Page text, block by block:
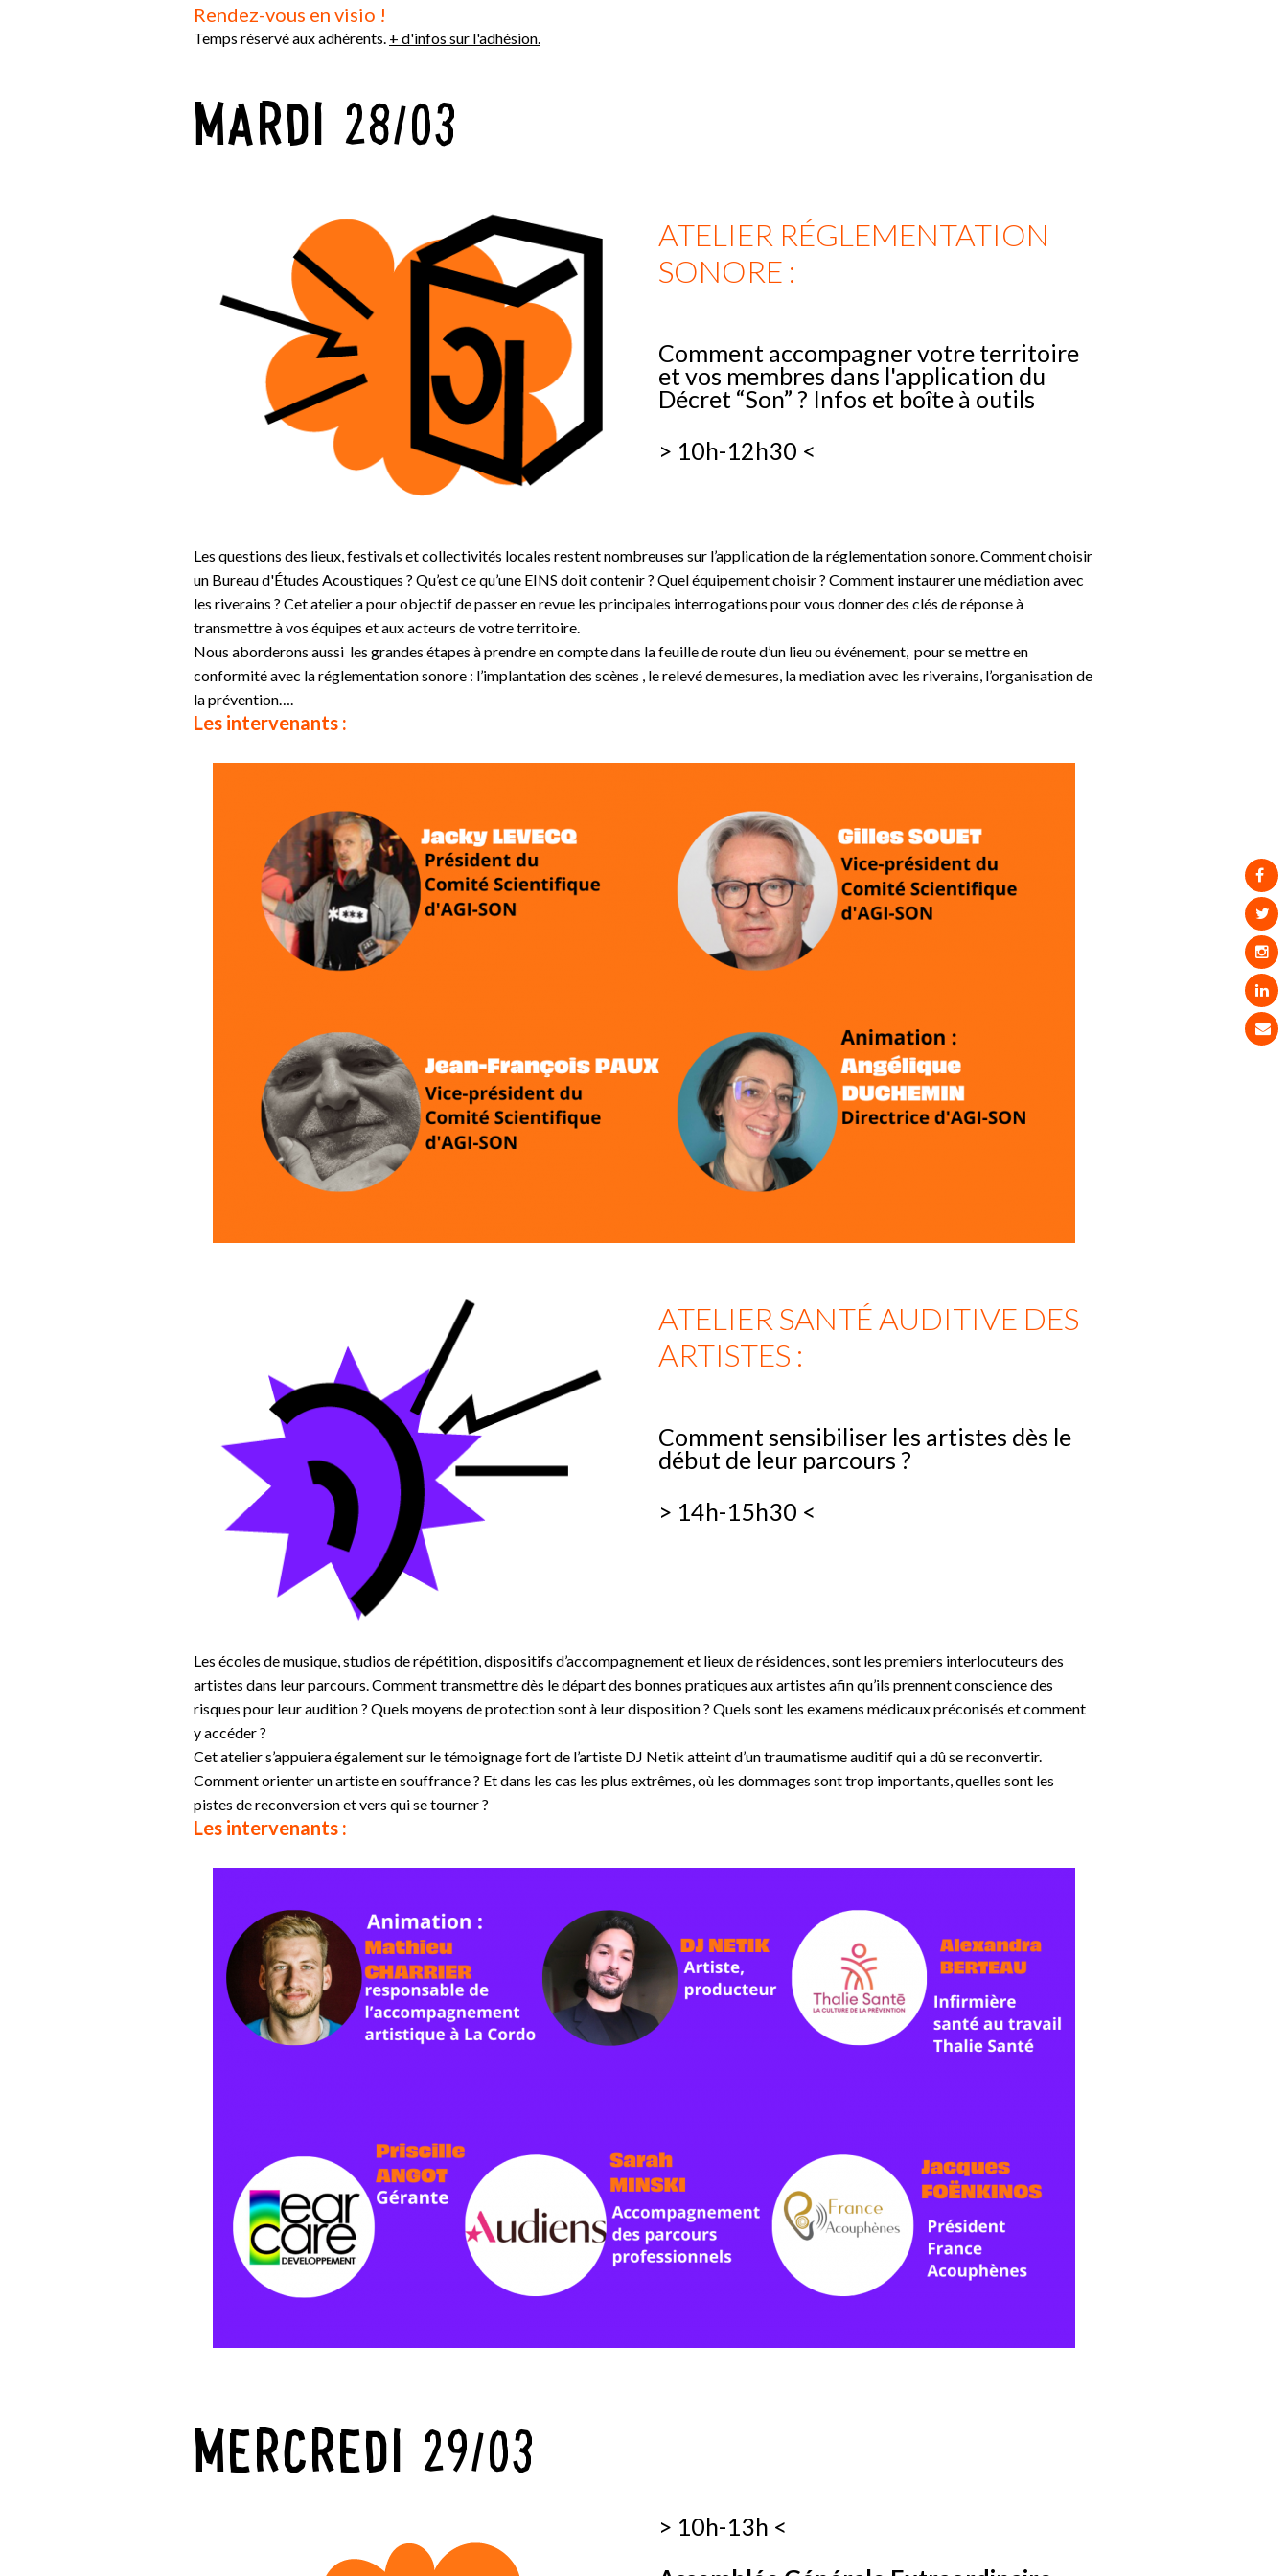
Rendez-vous en visio !
Temps réservé aux adhérents. + d'infos sur l'adhésion.
MARDI 28/03
ATELIER RÉGLEMENTATION
SONORE :
Comment accompagner votre territoire
et vos membres dans l'application du
Décret “Son” ? Infos et boîte à outils
> 10h-12h30 <
Les questions des lieux, festivals et collectivités locales restent nombreuses sur l’application de la réglementation sonore. Comment choisir
un Bureau d'Études Acoustiques ? Qu’est ce qu’une EINS doit contenir ? Quel équipement choisir ? Comment instaurer une médiation avec
les riverains ? Cet atelier a pour objectif de passer en revue les principales interrogations pour vous donner des clés de réponse à
transmettre à vos équipes et aux acteurs de votre territoire.
Nous aborderons aussi les grandes étapes à prendre en compte dans la feuille de route d’un lieu ou événement, pour se mettre en
conformité avec la réglementation sonore : l’implantation des scènes , le relevé de mesures, la mediation avec les riverains, l’organisation de
la prévention….
Les intervenants :
ATELIER SANTÉ AUDITIVE DES
ARTISTES :
Comment sensibiliser les artistes dès le
début de leur parcours ?
> 14h-15h30 <
Les écoles de musique, studios de répétition, dispositifs d’accompagnement et lieux de résidences, sont les premiers interlocuteurs des
artistes dans leur parcours. Comment transmettre dès le départ des bonnes pratiques aux artistes afin qu’ils prennent conscience des
risques pour leur audition ? Quels moyens de protection sont à leur disposition ? Quels sont les examens médicaux préconisés et comment
y accéder ?
Cet atelier s’appuiera également sur le témoignage fort de l’artiste DJ Netik atteint d’un traumatisme auditif qui a dû se reconvertir.
Comment orienter un artiste en souffrance ? Et dans les cas les plus extrêmes, où les dommages sont trop importants, quelles sont les
pistes de reconversion et vers qui se tourner ?
Les intervenants :
MERCREDI 29/03
> 10h-13h <